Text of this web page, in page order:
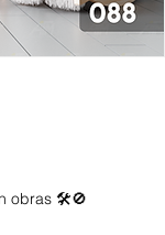
obras 🛠️🚫